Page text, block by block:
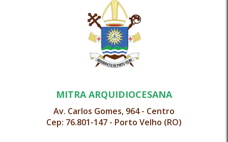
MITRA ARQUIDIOCESANA
Av. Carlos Gomes, 964 - Centro
Cep: 76.801-147 - Porto Velho (RO)